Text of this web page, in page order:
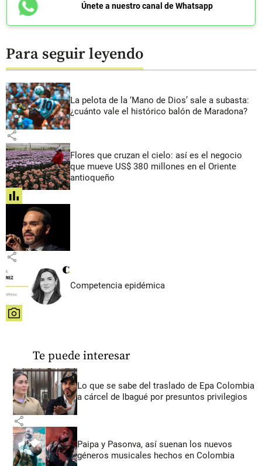
Únete a nuestro canal de Whatsapp
Para seguir leyendo
La pelota de la ‘Mano de Dios’ sale a subasta:
¿cuánto vale el histórico balón de Maradona?
share
Flores que cruzan el cielo: así es el negocio
que mueve US$ 380 millones en el Oriente
antioqueño
share
share
Competencia epidémica
share
Te puede interesar
Lo que se sabe del traslado de Epa Colombia
a cárcel de Ibagué por presuntos privilegios
share
Paipa y Pasonva, así suenan los nuevos
géneros musicales hechos en Colombia